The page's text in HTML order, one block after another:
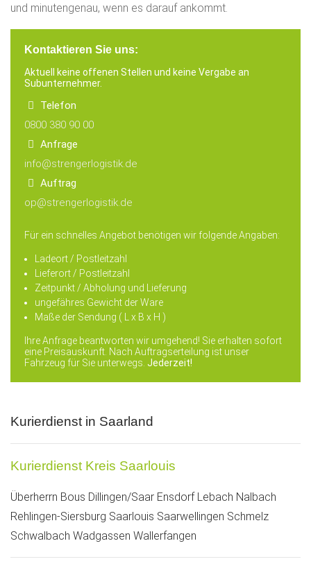
und minutengenau, wenn es darauf ankommt.
Kontaktieren Sie uns:
Aktuell keine offenen Stellen und keine Vergabe an
Subunternehmer.
Telefon
0800 380 90 00
Anfrage
info@strengerlogistik.de
Auftrag
op@strengerlogistik.de
Für ein schnelles Angebot benötigen wir folgende Angaben:
Ladeort / Postleitzahl
Lieferort / Postleitzahl
Zeitpunkt / Abholung und Lieferung
ungefähres Gewicht der Ware
Maße der Sendung ( L x B x H )
Ihre Anfrage beantworten wir umgehend! Sie erhalten sofort
eine Preisauskunft. Nach Auftragserteilung ist unser
Fahrzeug für Sie unterwegs. Jederzeit!
Kurierdienst in Saarland
Kurierdienst Kreis Saarlouis
Überherrn Bous Dillingen/Saar Ensdorf Lebach Nalbach
Rehlingen-Siersburg Saarlouis Saarwellingen Schmelz
Schwalbach Wadgassen Wallerfangen